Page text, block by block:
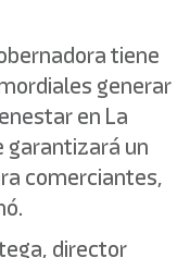
tiene
generar
en La
garantizará un
comerciantes,
director